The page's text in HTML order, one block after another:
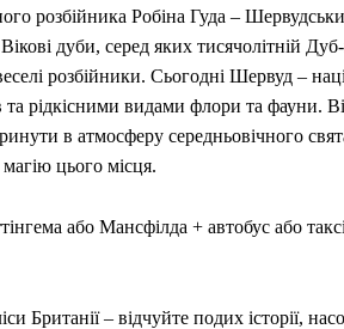
розбійника Робіна Гуда –
дуби, серед яких тисячолітній
розбійники. Сьогодні Шервуд –
та рідкісними видами флори та фауни.
в атмосферу середньовічного
цього місця.
або Мансфілда + автобус або
Британії – відчуйте подих історії,